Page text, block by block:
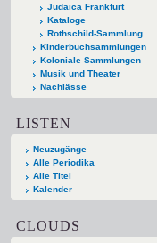
Judaica Frankfurt
Kataloge
Rothschild-Sammlung
Kinderbuchsammlungen
Koloniale Sammlungen
Musik und Theater
Nachlässe
LISTEN
Neuzugänge
Alle Periodika
Alle Titel
Kalender
CLOUDS